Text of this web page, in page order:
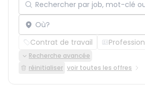
Localisation
Contrat de travail Profession
Recherche avancée
réinitialiser voir toutes les offres